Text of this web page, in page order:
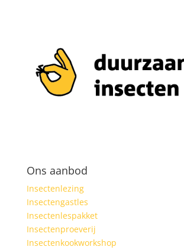
Ons aanbod
Insectenlezing
Insectengastles
Insectenlespakket
Insectenproeverij
Insectenkookworkshop